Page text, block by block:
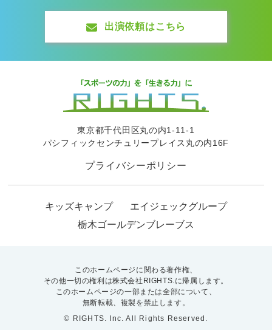
出演依頼はこちら
東京都千代田区丸の内1-11-1
パシフィックセンチュリープレイス丸の内16F
プライバシーポリシー
キッズキャンプ
エイジェックグループ
栃木ゴールデンブレーブス
このホームページに関わる著作権、
その他一切の権利は株式会社RIGHTS.に帰属します。
このホームページの一部または全部について、
無断転載、複製を禁止します。
© RIGHTS. Inc. All Rights Reserved.